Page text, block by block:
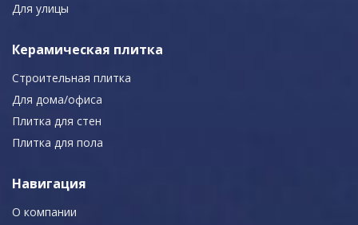
Для улицы
Керамическая плитка
Строительная плитка
Для дома/офиса
Плитка для стен
Плитка для пола
Навигация
О компании